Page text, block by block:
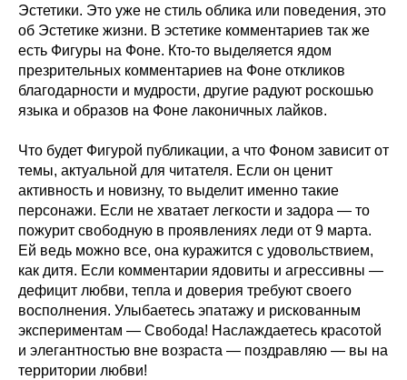
Эстетики. Это уже не стиль облика или поведения, это
об Эстетике жизни. В эстетике комментариев так же
есть Фигуры на Фоне. Кто-то выделяется ядом
презрительных комментариев на Фоне откликов
благодарности и мудрости, другие радуют роскошью
языка и образов на Фоне лаконичных лайков.
Что будет Фигурой публикации, а что Фоном зависит от
темы, актуальной для читателя. Если он ценит
активность и новизну, то выделит именно такие
персонажи. Если не хватает легкости и задора — то
пожурит свободную в проявлениях леди от 9 марта.
Ей ведь можно все, она куражится с удовольствием,
как дитя. Если комментарии ядовиты и агрессивны —
дефицит любви, тепла и доверия требуют своего
восполнения. Улыбаетесь эпатажу и рискованным
экспериментам — Свобода! Наслаждаетесь красотой
и элегантностью вне возраста — поздравляю — вы на
территории любви!